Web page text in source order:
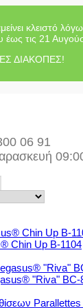
κλειστό
έως τις 21
ΔΙΑΚΟΠΕΣ!
06 91
Chin Up Β-1104
"Riva"